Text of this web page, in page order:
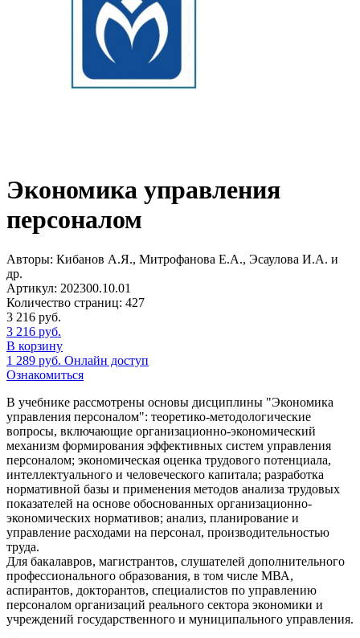
Экономика управления
персоналом
Авторы: Кибанов А.Я., Митрофанова Е.А., Эсаулова И.А. и
др.
Артикул: 202300.10.01
Количество страниц: 427
3 216 руб.
3 216 руб.
В корзину
1 289 руб. Онлайн доступ
Ознакомиться
В учебнике рассмотрены основы дисциплины "Экономика
управления персоналом": теоретико-методологические
вопросы, включающие организационно-экономический
механизм формирования эффективных систем управления
персоналом; экономическая оценка трудового потенциала,
интеллектуального и человеческого капитала; разработка
нормативной базы и применения методов анализа трудовых
показателей на основе обоснованных организационно-
экономических нормативов; анализ, планирование и
управление расходами на персонал, производительностью
труда.
Для бакалавров, магистрантов, слушателей дополнительного
профессионального образования, в том числе МВА,
аспирантов, докторантов, специалистов по управлению
персоналом организаций реального сектора экономики и
учреждений государственного и муниципального управления.